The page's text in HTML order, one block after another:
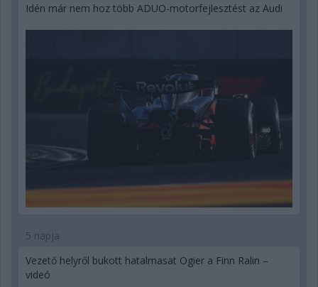
Idén már nem hoz több ADUO-motorfejlesztést az Audi
5 napja
Vezető helyről bukott hatalmasat Ogier a Finn Ralin –
videó